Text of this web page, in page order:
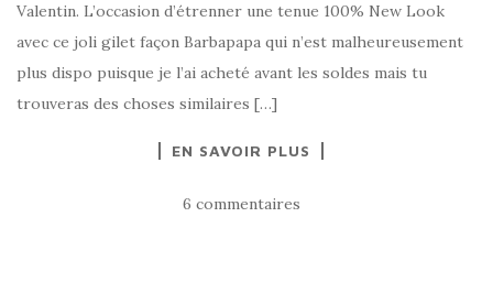
Valentin. L’occasion d’étrenner une tenue 100% New Look
avec ce joli gilet façon Barbapapa qui n’est malheureusement
plus dispo puisque je l’ai acheté avant les soldes mais tu
trouveras des choses similaires […]
EN SAVOIR PLUS
6 commentaires